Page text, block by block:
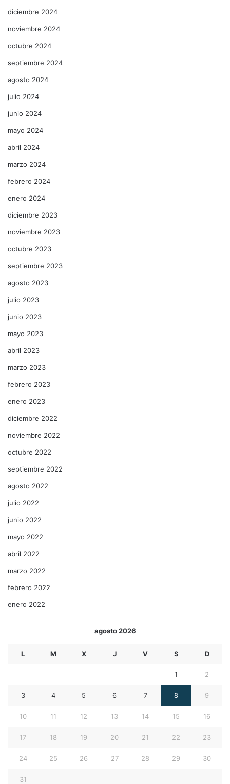
diciembre 2024
noviembre 2024
octubre 2024
septiembre 2024
agosto 2024
julio 2024
junio 2024
mayo 2024
abril 2024
marzo 2024
febrero 2024
enero 2024
diciembre 2023
noviembre 2023
octubre 2023
septiembre 2023
agosto 2023
julio 2023
junio 2023
mayo 2023
abril 2023
marzo 2023
febrero 2023
enero 2023
diciembre 2022
noviembre 2022
octubre 2022
septiembre 2022
agosto 2022
julio 2022
junio 2022
mayo 2022
abril 2022
marzo 2022
febrero 2022
enero 2022
agosto 2026
L M X J V S D
1 2
3 4 5 6 7 8 9
10 11 12 13 14 15 16
17 18 19 20 21 22 23
24 25 26 27 28 29 30
31